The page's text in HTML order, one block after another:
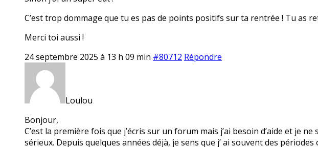
C’est trop dommage que tu es pas de points positifs sur ta rentrée ! Tu as
Merci toi aussi !
24 septembre 2025 à 13 h 09 min #80712 Répondre
Loulou
Bonjour,
C’est la première fois que j’écris sur un forum mais j’ai besoin d’aide et je
sérieux. Depuis quelques années déjà, je sens que j’ ai souvent des